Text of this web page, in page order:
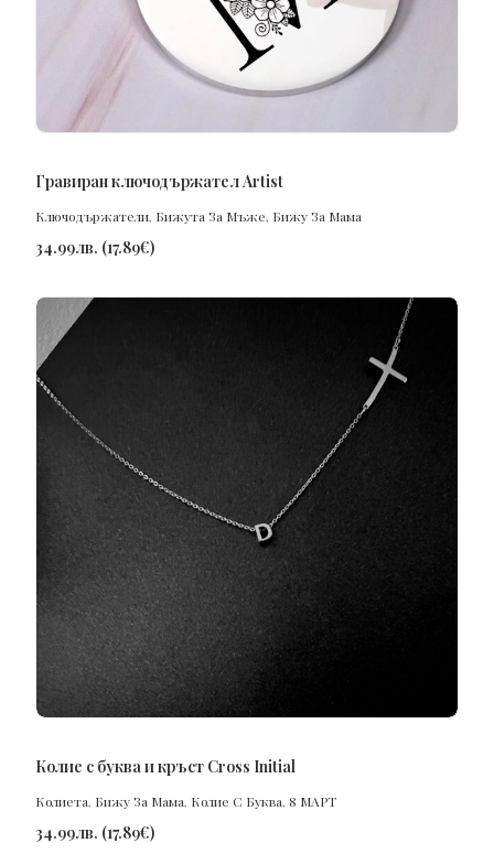
ПОРЪЧАЙ
Гравиран ключодържател Artist
Ключодържатели, Бижута За Мъже, Бижу За Мама
34.99лв. (17.89€)
ПОРЪЧАЙ
Колие с буква и кръст Cross Initial
Колиета, Бижу За Мама, Колие С Буква, 8 МАРТ
34.99лв. (17.89€)